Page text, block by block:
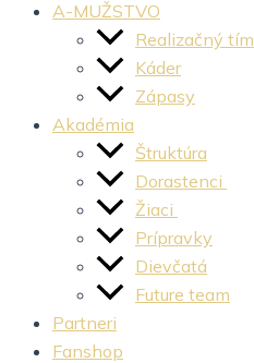
A-MUŽSTVO
Realizačný tím
Káder
Zápasy
Akadémia
Štruktúra
Dorastenci
Žiaci
Prípravky
Dievčatá
Future team
Partneri
Fanshop